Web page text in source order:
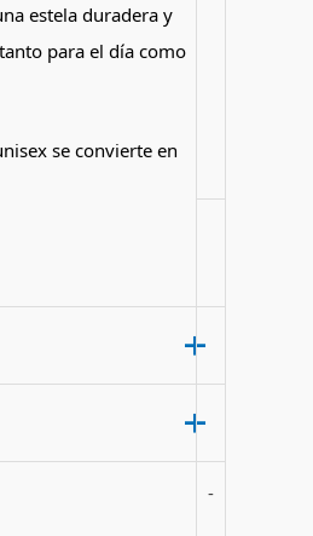
-
estela duradera y
para el día como
se convierte en